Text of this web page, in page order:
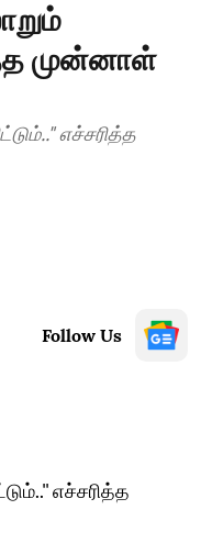
முன்னாள்
எச்சரித்த
Follow Us
எச்சரித்த